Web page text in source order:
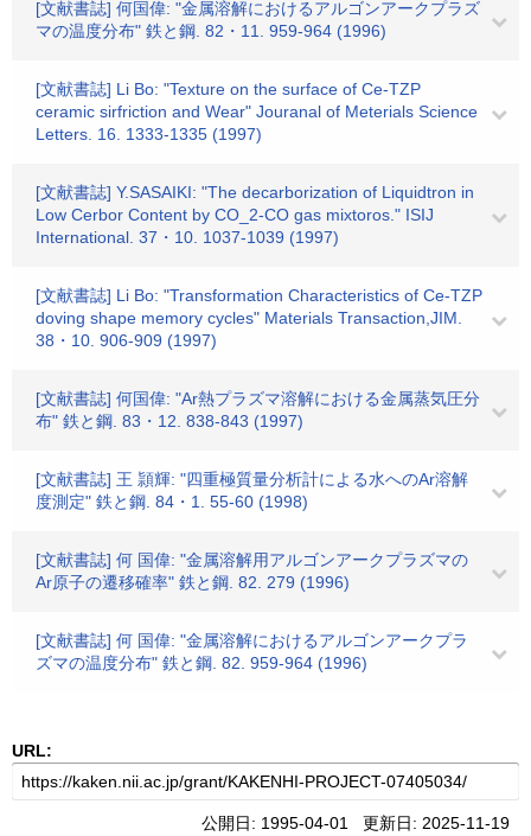
[文献書誌] 何国偉: "金属溶解におけるアルゴンアークプラズ
マの温度分布" 鉄と鋼. 82・11. 959-964 (1996)
[文献書誌] Li Bo: "Texture on the surface of Ce-TZP
ceramic sirfriction and Wear" Jouranal of Meterials Science
Letters. 16. 1333-1335 (1997)
[文献書誌] Y.SASAIKI: "The decarborization of Liquidtron in
Low Cerbor Content by CO_2-CO gas mixtoros." ISIJ
International. 37・10. 1037-1039 (1997)
[文献書誌] Li Bo: "Transformation Characteristics of Ce-TZP
doving shape memory cycles" Materials Transaction,JIM.
38・10. 906-909 (1997)
[文献書誌] 何国偉: "Ar熱プラズマ溶解における金属蒸気圧分
布" 鉄と鋼. 83・12. 838-843 (1997)
[文献書誌] 王 頴輝: "四重極質量分析計による水へのAr溶解
度測定" 鉄と鋼. 84・1. 55-60 (1998)
[文献書誌] 何 国偉: "金属溶解用アルゴンアークプラズマの
Ar原子の遷移確率" 鉄と鋼. 82. 279 (1996)
[文献書誌] 何 国偉: "金属溶解におけるアルゴンアークプラ
ズマの温度分布" 鉄と鋼. 82. 959-964 (1996)
URL:
公開日: 1995-04-01 更新日: 2025-11-19